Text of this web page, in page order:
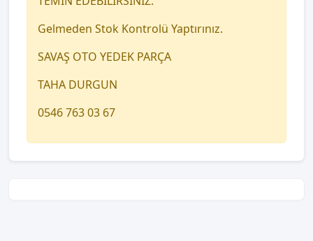
Gelmeden Stok Kontrolü Yaptırınız.
SAVAŞ OTO YEDEK PARÇA
TAHA DURGUN
0546 763 03 67